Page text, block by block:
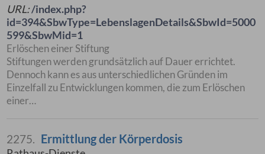
URL:/index.php?
id=394&SbwType=LebenslagenDetails&SbwId=5000
599&SbwMid=1
Erlöschen einer Stiftung
Stiftungen werden grundsätzlich auf Dauer errichtet.
Dennoch kann es aus unterschiedlichen Gründen im
Einzelfall zu Entwicklungen kommen, die zum Erlöschen
einer…
2275. Ermittlung der Körperdosis